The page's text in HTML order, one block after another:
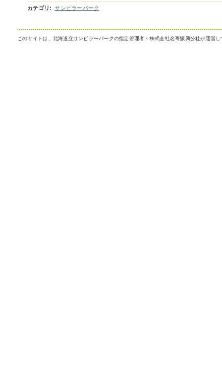
カテゴリ : サンピラーパーク
このサイトは、北海道立サンピラーパークの指定管理者・株式会社名寄振興公社が運営